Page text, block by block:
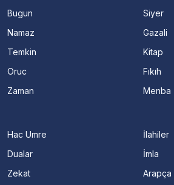
Bugun
Namaz
Temkin
Oruc
Zaman
Siyer
Gazali
Kitap
Fıkıh
Menba
Hac Umre
Dualar
Zekat
İlahiler
İmla
Arapça